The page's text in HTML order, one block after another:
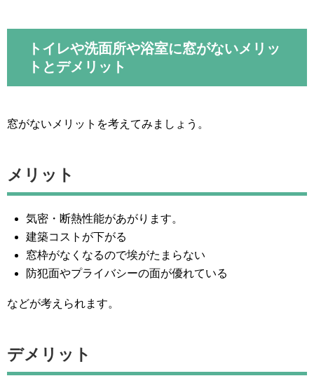
トイレや洗面所や浴室に窓がないメリッ
トとデメリット
窓がないメリットを考えてみましょう。
メリット
気密・断熱性能があがります。
建築コストが下がる
窓枠がなくなるので埃がたまらない
防犯面やプライバシーの面が優れている
などが考えられます。
デメリット